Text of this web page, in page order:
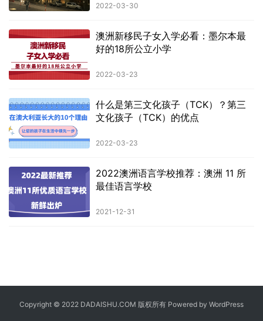
2022-03-30
澳洲新移民子女入学必看：墨尔本最
好的18所公立小学
2022-03-23
什么是第三文化孩子（TCK）？第三
文化孩子（TCK）的优点
2022-03-23
2022澳洲语言学校推荐：澳洲 11 所
最佳语言学校
2021-12-31
Copyright © 2022 DADAISHU.COM 版权所有 Powered by WordPress